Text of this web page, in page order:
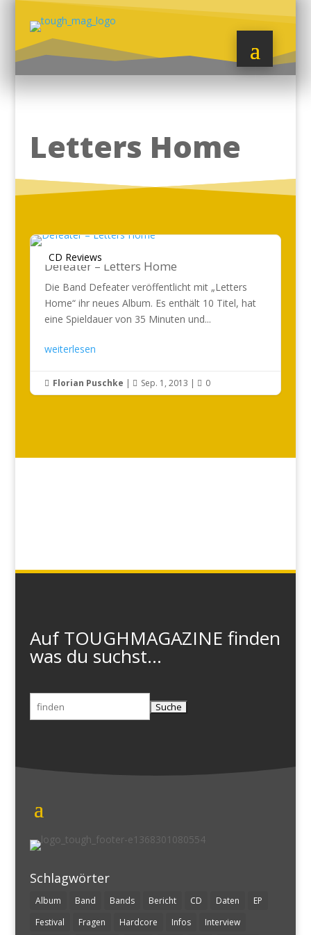
Letters Home
CD Reviews
Defeater – Letters Home
Die Band Defeater veröffentlicht mit „Letters
Home“ ihr neues Album. Es enthält 10 Titel, hat
eine Spieldauer von 35 Minuten und...
weiterlesen
 Florian Puschke |  Sep. 1, 2013 |  0
Auf TOUGHMAGAZINE finden
was du suchst...
Suchen
nach:
Schlagwörter
Album Band Bands Bericht CD Daten
EP
Festival
Fragen Hardcore Infos Interview